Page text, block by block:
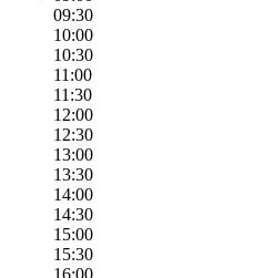
09:30
10:00
10:30
11:00
11:30
12:00
12:30
13:00
13:30
14:00
14:30
15:00
15:30
16:00